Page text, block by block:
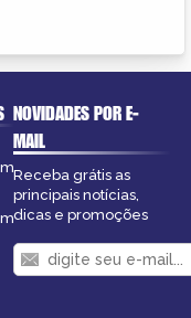
NOVIDADES POR E-
MAIL
Receba grátis as
principais notícias,
dicas e promoções